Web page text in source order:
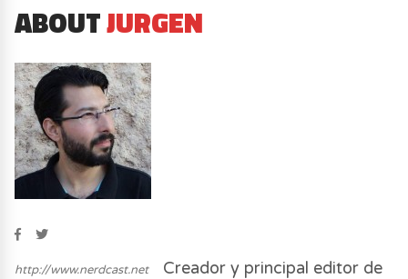
ABOUTJURGEN
http://www.nerdcast.net
Creador y principal editor de